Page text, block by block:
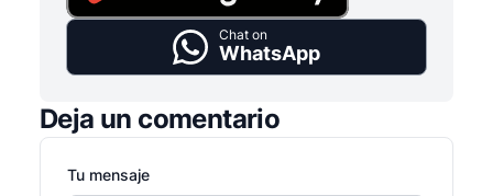
Chat on
WhatsApp
Deja un comentario
Tu mensaje